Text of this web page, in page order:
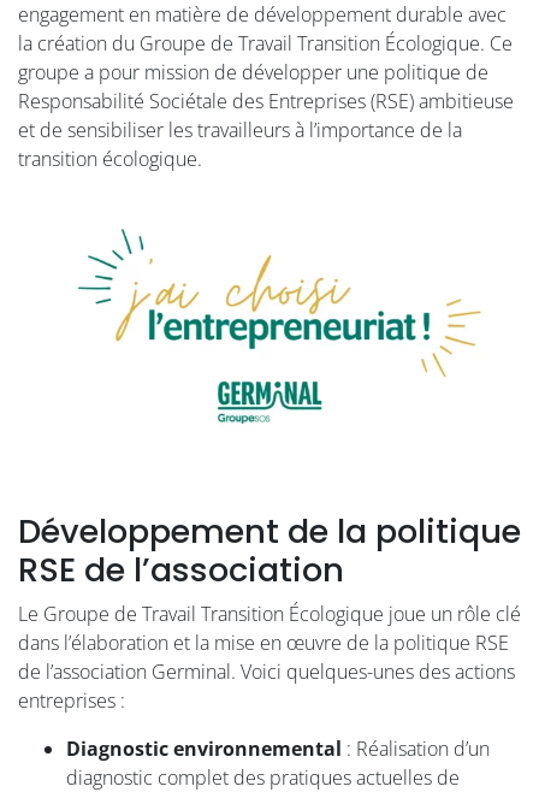
engagement en matière de développement durable avec
la création du Groupe de Travail Transition Écologique. Ce
groupe a pour mission de développer une politique de
Responsabilité Sociétale des Entreprises (RSE) ambitieuse
et de sensibiliser les travailleurs à l’importance de la
transition écologique.
Développement de la politique
RSE de l’association
Le Groupe de Travail Transition Écologique joue un rôle clé
dans l’élaboration et la mise en œuvre de la politique RSE
de l’association Germinal. Voici quelques-unes des actions
entreprises :
Diagnostic environnemental : Réalisation d’un
diagnostic complet des pratiques actuelles de